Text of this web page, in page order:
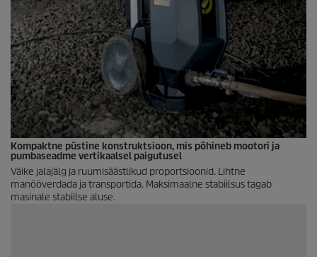
Kompaktne püstine konstruktsioon, mis põhineb mootori ja
pumbaseadme vertikaalsel paigutusel
Väike jalajälg ja ruumisäästlikud proportsioonid. Lihtne
manööverdada ja transportida. Maksimaalne stabiilsus tagab
masinale stabiilse aluse.